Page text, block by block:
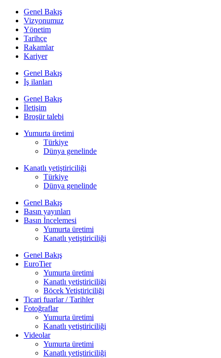
Genel Bakış
Vizyonumuz
Yönetim
Tarihçe
Rakamlar
Kariyer
Genel Bakış
İş ilanları
Genel Bakış
İletişim
Broşür talebi
Yumurta üretimi
Türkiye
Dünya genelinde
Kanatlı yetiştiriciliği
Türkiye
Dünya genelinde
Genel Bakış
Basın yayınları
Basın İncelemesi
Yumurta üretimi
Kanatlı yetiştiriciliği
Genel Bakış
EuroTier
Yumurta üretimi
Kanatlı yetiştiriciliği
Böcek Yetiştiriciliği
Ticari fuarlar / Tarihler
Fotoğraflar
Yumurta üretimi
Kanatlı yetiştiriciliği
Videolar
Yumurta üretimi
Kanatlı yetiştiriciliği